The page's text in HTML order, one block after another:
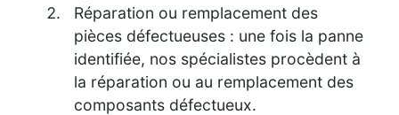
Réparation ou remplacement des
pièces défectueuses : une fois la panne
identifiée, nos spécialistes procèdent à
la réparation ou au remplacement des
composants défectueux.